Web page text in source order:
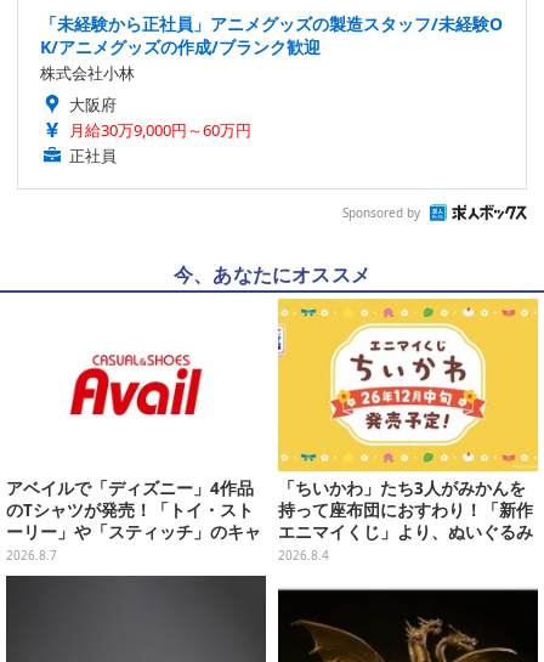
「未経験から正社員」アニメグッズの製造スタッフ/未経験O
K/アニメグッズの作成/ブランク歓迎
株式会社小林
大阪府
月給30万9,000円～60万円
正社員
Sponsored by
今、あなたにオススメ
アベイルで「ディズニー」4作品
のTシャツが発売！「トイ・スト
ーリー」や「スティッチ」のキャ
ラを刺しゅうでデザイン
2026.8.7
「ちいかわ」たち3人がみかんを
持って座布団におすわり！「新作
エニマイくじ」より、ぬいぐるみ
画像が初公開
2026.8.4